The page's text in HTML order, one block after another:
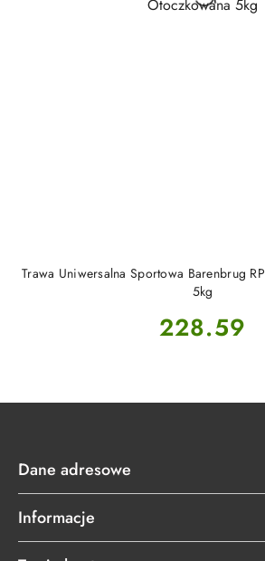
Trawa Uniwersalna Sportowa Barenbrug
5kg
Cena:
228.59
Dane adresowe
Informacje